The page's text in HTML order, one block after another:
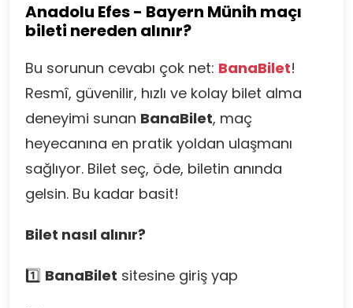
Anadolu Efes - Bayern Münih maçı
bileti nereden alınır?
Bu sorunun cevabı çok net: BanaBilet!
Resmî, güvenilir, hızlı ve kolay bilet alma
deneyimi sunan BanaBilet, maç
heyecanına en pratik yoldan ulaşmanı
sağlıyor. Bilet seç, öde, biletin anında
gelsin. Bu kadar basit!
Bilet nasıl alınır?
1️⃣ BanaBilet sitesine giriş yap